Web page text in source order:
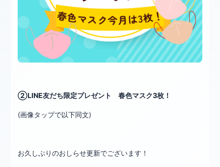
②LINE友だち限定プレゼント 春色マスク3枚！
(画像タップで以下同文)
お久しぶりのおしらせ更新でございます！